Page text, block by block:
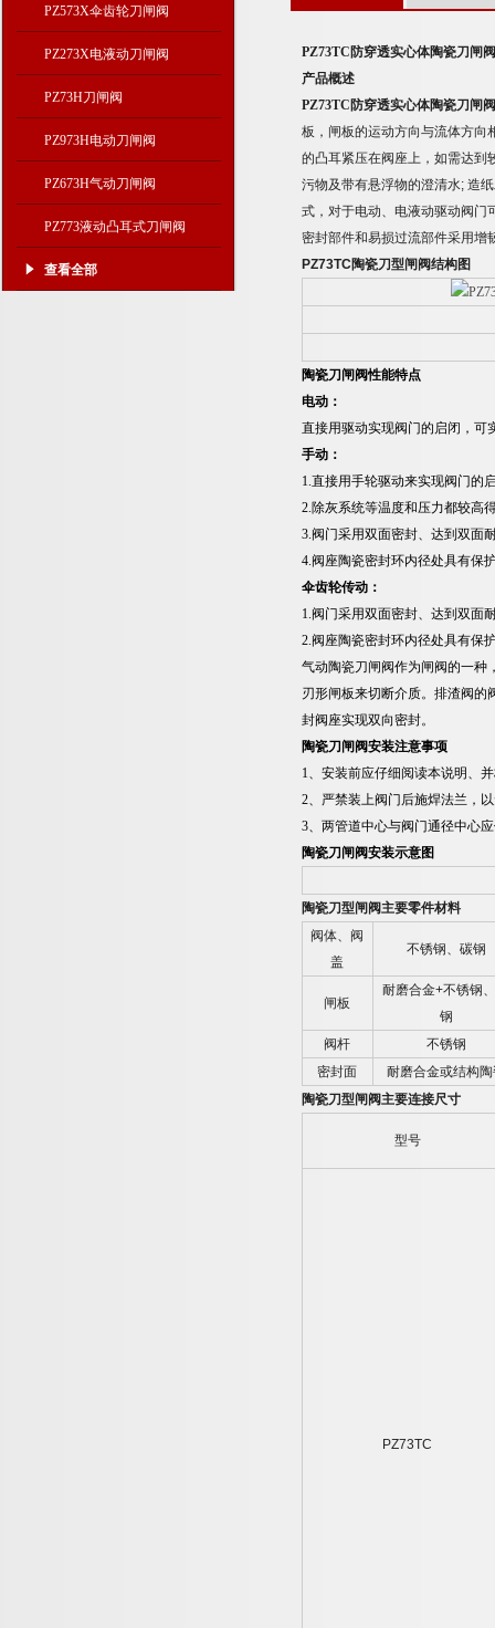
PZ573X伞齿轮刀闸阀
PZ273X电液动刀闸阀
PZ73H刀闸阀
PZ973H电动刀闸阀
PZ673H气动刀闸阀
PZ773液动凸耳式刀闸阀
查看全部
PZ73TC 防穿透实心体陶瓷刀闸阀
产品概述
PZ73TC 防穿透实心体陶瓷刀闸阀
板，闸板的运动方向与流体方向
的凸耳紧压在阀座上，如需达到
污物及带有悬浮物的澄清水; 造
式，对于电动、电液动驱动阀门
密封部件和易损过流部件采用增
PZ73TC陶瓷刀型闸阀结构图
陶瓷刀闸阀性能特点
电动：
直接用驱动实现阀门的启闭，可
手动：
1.直接用手轮驱动来实现阀门的
2.除灰系统等温度和压力都较高
3.阀门采用双面密封、达到双面
4.阀座陶瓷密封环内径处具有保
伞齿轮传动：
1.阀门采用双面密封、达到双面
2.阀座陶瓷密封环内径处具有保
气动陶瓷刀闸阀作为闸阀的一种
刃形闸板来切断介质。排渣阀的
封阀座实现双向密封。
陶瓷刀闸阀安装注意事项
1、安装前应仔细阅读本说明、
2、严禁装上阀门后施焊法兰，
3、两管道中心与阀门通径中心
陶瓷刀闸阀安装示意图
陶瓷刀型闸阀主要零件材料
阀体、阀
盖
不锈钢、碳钢
闸板
耐磨合金+不锈钢
钢
阀杆
不锈钢
密封面
耐磨合金或结构
陶瓷刀型闸阀主要连接尺寸
型号
PZ73TC